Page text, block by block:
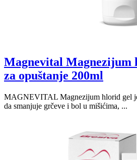
Magnevital Magnezijum
za opuštanje 200ml
MAGNEVITAL Magnezijum hlorid gel
da smanjuje grčeve i bol u mišićima, ...